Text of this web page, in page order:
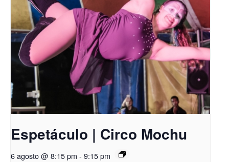
Espetáculo | Circo Mochu
6 agosto @ 8:15 pm - 9:15 pm